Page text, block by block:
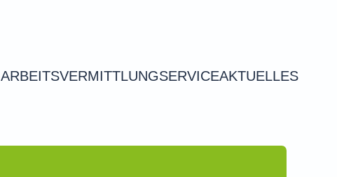
ARBEITSVERMITTLUNGSERVICEAKTUELLES